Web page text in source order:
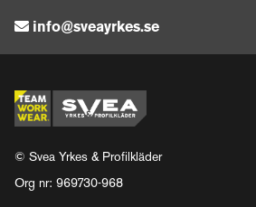
info@sveayrkes.se
© Svea Yrkes & Profilkläder
Org nr: 969730-968